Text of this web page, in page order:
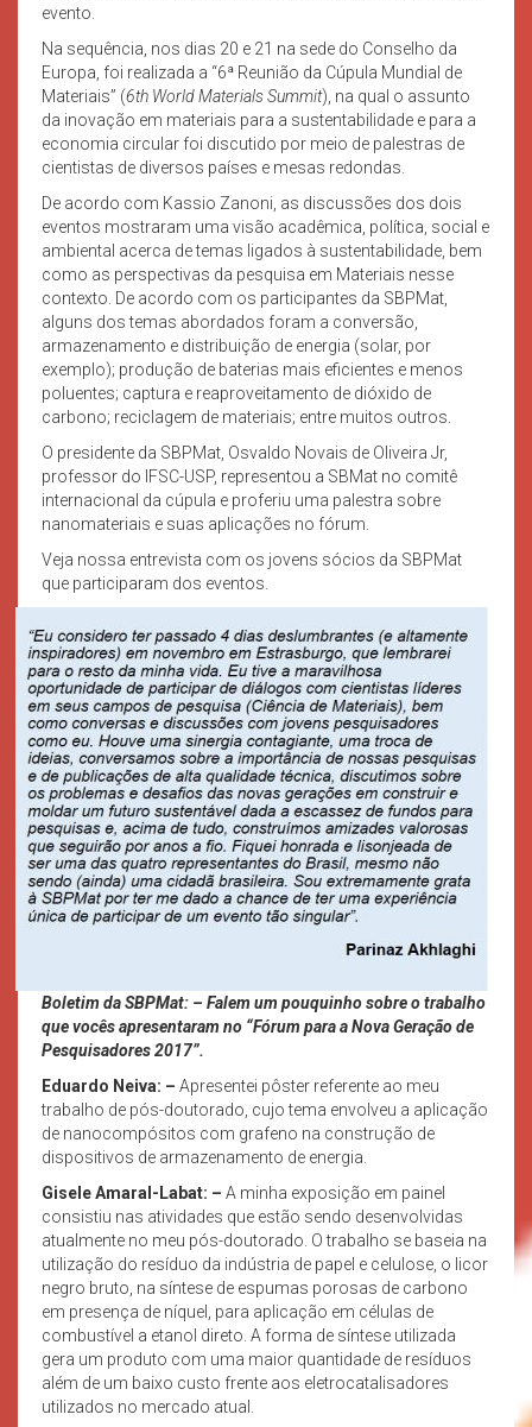
evento.
Na sequência, nos dias 20 e 21 na sede do Conselho da
Europa, foi realizada a “6ª Reunião da Cúpula Mundial de
Materiais” (6th World Materials Summit), na qual o assunto
da inovação em materiais para a sustentabilidade e para a
economia circular foi discutido por meio de palestras de
cientistas de diversos países e mesas redondas.
De acordo com Kassio Zanoni, as discussões dos dois
eventos mostraram uma visão acadêmica, política, social e
ambiental acerca de temas ligados à sustentabilidade, bem
como as perspectivas da pesquisa em Materiais nesse
contexto. De acordo com os participantes da SBPMat,
alguns dos temas abordados foram a conversão,
armazenamento e distribuição de energia (solar, por
exemplo); produção de baterias mais eficientes e menos
poluentes; captura e reaproveitamento de dióxido de
carbono; reciclagem de materiais; entre muitos outros.
O presidente da SBPMat, Osvaldo Novais de Oliveira Jr,
professor do IFSC-USP, representou a SBMat no comitê
internacional da cúpula e proferiu uma palestra sobre
nanomateriais e suas aplicações no fórum.
Veja nossa entrevista com os jovens sócios da SBPMat
que participaram dos eventos.
Boletim da SBPMat: – Falem um pouquinho sobre o trabalho
que vocês apresentaram no “Fórum para a Nova Geração de
Pesquisadores 2017”.
Eduardo Neiva: – Apresentei pôster referente ao meu
trabalho de pós-doutorado, cujo tema envolveu a aplicação
de nanocompósitos com grafeno na construção de
dispositivos de armazenamento de energia.
Gisele Amaral-Labat: – A minha exposição em painel
consistiu nas atividades que estão sendo desenvolvidas
atualmente no meu pós-doutorado. O trabalho se baseia na
utilização do resíduo da indústria de papel e celulose, o licor
negro bruto, na síntese de espumas porosas de carbono
em presença de níquel, para aplicação em células de
combustível a etanol direto. A forma de síntese utilizada
gera um produto com uma maior quantidade de resíduos
além de um baixo custo frente aos eletrocatalisadores
utilizados no mercado atual.